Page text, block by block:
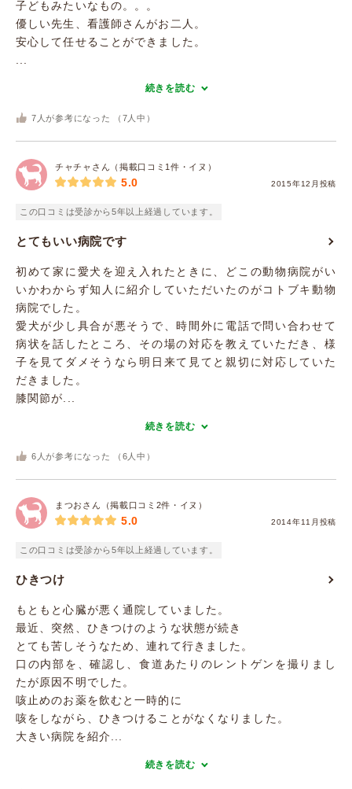
子どもみたいなもの。。。
優しい先生、看護師さんがお二人。
安心して任せることができました。
続きを読む
7 人が参考になった （ 7 人中）
チャチャさん（掲載口コミ1件・イヌ）
2015年12月投稿
5.0
この口コミは受診から5年以上経過しています。
とてもいい病院です
初めて家に愛犬を迎え入れたときに、どこの動物病院がい
いかわからず知人に紹介していただいたのがコトブキ動物
病院でした。
愛犬が少し具合が悪そうで、時間外に電話で問い合わせて
病状を話したところ、その場の対応を教えていただき、様
子を見てダメそうなら明日来て見てと親切に対応していた
だきました。
膝関節が...
続きを読む
6 人が参考になった （ 6 人中）
まつおさん（掲載口コミ2件・イヌ）
2014年11月投稿
5.0
この口コミは受診から5年以上経過しています。
ひきつけ
もともと心臓が悪く通院していました。
最近、突然、ひきつけのような状態が続き
とても苦しそうなため、連れて行きました。
口の内部を、確認し、食道あたりのレントゲンを撮りまし
たが原因不明でした。
咳止めのお薬を飲むと一時的に
咳をしながら、ひきつけることがなくなりました。
大きい病院を紹介...
続きを読む